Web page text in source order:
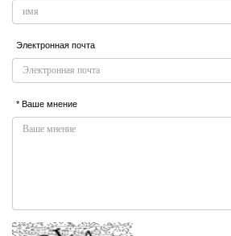
Электронная почта
* Ваше мнение